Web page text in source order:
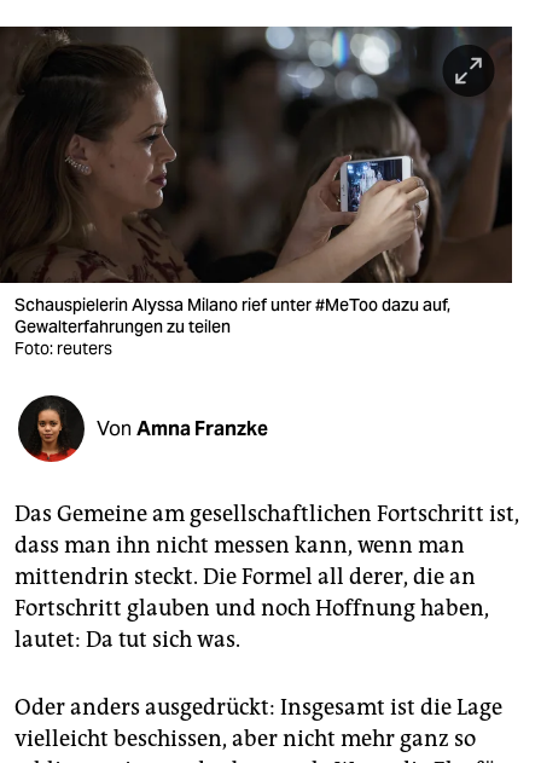
sport
berlin
wahrheit
verlag
verlag
shop
fragen & hilfe
unterstützen
abo
genossenschaft
Schauspielerin Alyssa Milano rief unter #MeToo dazu auf,
Gewalterfahrungen zu teilen
Foto: reuters
Von Amna Franzke
Das Gemeine am gesellschaftlichen Fortschritt ist,
dass man ihn nicht messen kann, wenn man
mittendrin steckt. Die Formel all derer, die an
Fortschritt glauben und noch Hoffnung haben,
lautet: Da tut sich was.
Oder anders ausgedrückt: Insgesamt ist die Lage
vielleicht beschissen, aber nicht mehr ganz so